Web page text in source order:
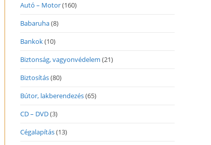
Autó – Motor(160)
Babaruha(8)
Bankok(10)
Biztonság, vagyonvédelem (21)
Biztosítás(80)
Bútor, lakberendezés(65)
CD – DVD(3)
Cégalapítás(13)